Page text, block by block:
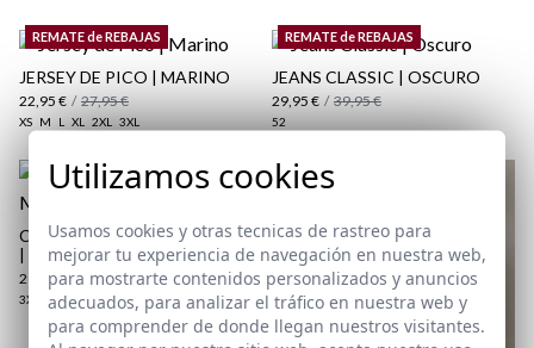
REMATE de REBAJAS
JERSEY DE PICO | MARINO
22,95 € / 27,95 €
XS M L XL 2XL 3XL
REMATE de REBAJAS
JEANS CLASSIC | OSCURO
29,95 € / 39,95 €
52
CAMISA POLERA LINO RAYAS
| MARINO
29,95 € / 39,95 €
3XL
Utilizamos cookies
Usamos cookies y otras tecnicas de rastreo para
mejorar tu experiencia de navegación en nuestra web,
para mostrarte contenidos personalizados y anuncios
adecuados, para analizar el tráfico en nuestra web y
para comprender de donde llegan nuestros visitantes.